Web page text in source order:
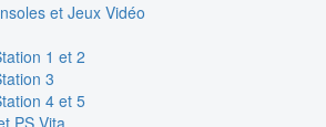
et Jeux Vidéo
1 et 2
3
4 et 5